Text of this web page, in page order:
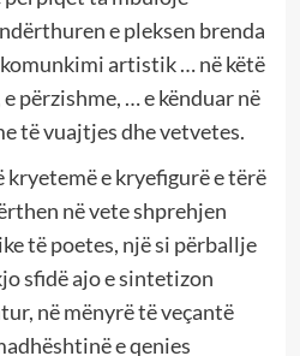
e pleksen brenda
artistik … në këtë
përzishme, … e kënduar në
të vuajtjes dhe vetvetes.
kryetemë e kryefigurë e tërë
në vete shprehjen
të poetes, një si përballje
sfidë ajo e sintetizon
në mënyrë të veçantë
e qenies